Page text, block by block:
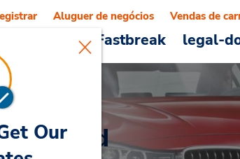
e serviços Fastbreak legal-
Aluguer de negócios Vendas de
Upland
Our